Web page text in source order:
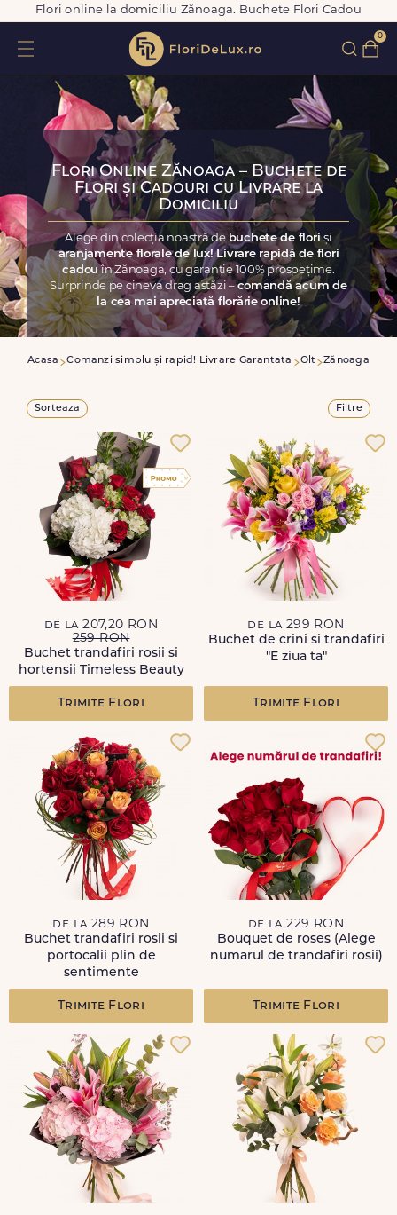
Flori online la domiciliu Zănoaga. Buchete Flori Cadou
0
Flori Online Zănoaga – Buchete de
Flori și Cadouri cu Livrare la
Domiciliu
Alege din colecția noastră de buchete de floriși
aranjamente florale de lux! Livrare rapidă de flori
cadouîn Zănoaga, cu garanție 100% prospețime.
Surprinde pe cineva drag astăzi –comandă acum de
la cea mai apreciată florărie online!
Acasa Comanzi simplu și rapid! Livrare Garantata Olt Zănoaga
Sorteaza Filtre
de la 207,20 RON
259 RON
Buchet trandafiri rosii si
hortensii Timeless Beauty
Trimite Flori
de la 299 RON
Buchet de crini si trandafiri
"E ziua ta"
Trimite Flori
de la 289 RON
Buchet trandafiri rosii si
portocalii plin de
sentimente
Trimite Flori
de la 229 RON
Bouquet de roses (Alege
numarul de trandafiri rosii)
Trimite Flori